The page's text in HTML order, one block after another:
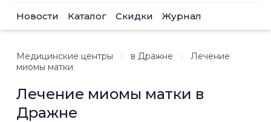
Новости Каталог Скидки Журнал
Медицинские центры в Дражне
Лечение
миомы матки
Лечение миомы матки в
Дражне